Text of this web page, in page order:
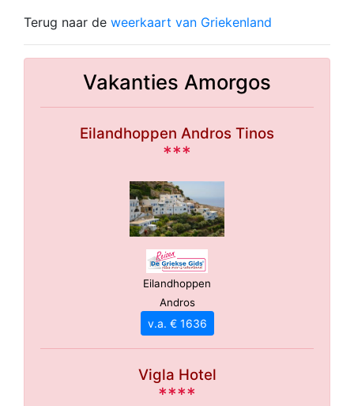
Terug naar de weerkaart van Griekenland
Vakanties Amorgos
Eilandhoppen Andros Tinos
***
Eilandhoppen
Andros
v.a. € 1636
Vigla Hotel
****